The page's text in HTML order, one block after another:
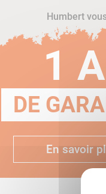
Humbert
1
DE
En savoir